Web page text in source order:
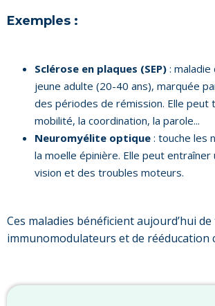
Exemples :
Sclérose en plaques (SEP) : maladie
jeune adulte (20-40 ans), marquée
des périodes de rémission. Elle peut
mobilité, la coordination, la parole...
Neuromyélite optique : touche les
la moelle épinière. Elle peut
vision et des troubles moteurs.
Ces maladies bénéficient aujourd’hui
immunomodulateurs et de rééducation